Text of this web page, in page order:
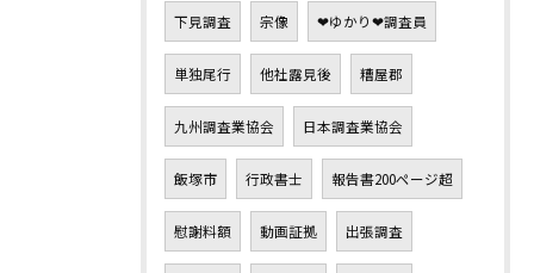
下見調査 宗像 ❤ゆかり❤調査員
単独尾行 他社露見後 糟屋郡
九州調査業協会 日本調査業協会
飯塚市 行政書士 報告書200ページ超
慰謝料額 動画証拠 出張調査